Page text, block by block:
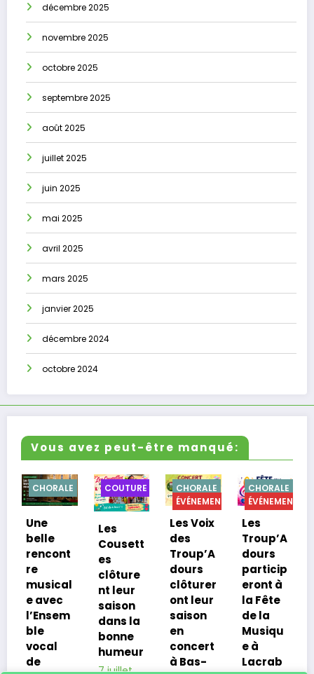
décembre 2025
novembre 2025
octobre 2025
septembre 2025
août 2025
juillet 2025
juin 2025
mai 2025
avril 2025
mars 2025
janvier 2025
décembre 2024
octobre 2024
Vous avez peut-être manqué:
CHORALE
Une
belle
rencont
musical
e avec
l’Ensem
ble
vocal
COUTURE
Les
Cousett
clôture
nt leur
saison
dans la
bonne
humeur
7 juillet
CHORALE
ÉVÉNEMENTS
Les Voix
des
Troup’A
dours
clôturer
ont leur
saison
concert
à Bas-
CHORALE
ÉVÉNEMENTS
Les
Troup’A
dours
particip
eront à
la Fête
de la
Musiqu
e à
Lacrab